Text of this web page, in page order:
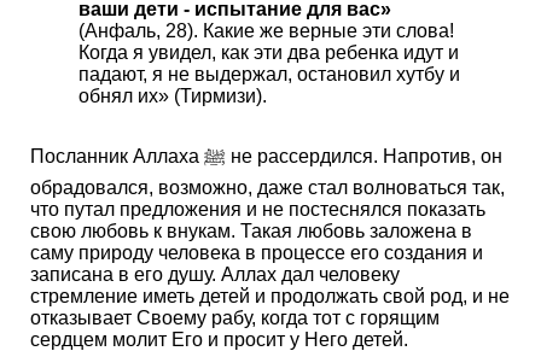
ваши дети - испытание для вас»
(Анфаль, 28). Какие же верные эти слова!
Когда я увидел, как эти два ребенка идут и
падают, я не выдержал, остановил хутбу и
обнял их» (Тирмизи).
Посланник Аллаха ﷺ не рассердился. Напротив, он
обрадовался, возможно, даже стал волноваться так,
что путал предложения и не постеснялся показать
свою любовь к внукам. Такая любовь заложена в
саму природу человека в процессе его создания и
записана в его душу. Аллах дал человеку
стремление иметь детей и продолжать свой род, и не
отказывает Своему рабу, когда тот с горящим
сердцем молит Его и просит у Него детей.